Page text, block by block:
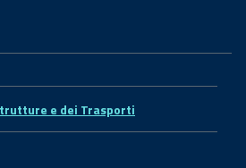
e dei Trasporti